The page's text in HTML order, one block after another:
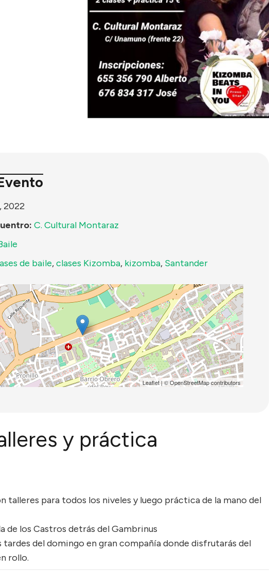
2022
C. Cultural Montaraz
de baile,clases Kizomba, kizomba, Santander
Leaflet| ©OpenStreetMapcontributors
y práctica
talleres para todos los niveles y luego práctica de la mano del
de los Castros detrás del Gambrinus
del domingo en gran compañía donde disfrutarás del
rollo.